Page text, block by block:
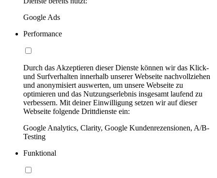
Google Ads
Performance
Durch das Akzeptieren dieser Dienste können wir das Klick-
und Surfverhalten innerhalb unserer Webseite nachvollziehen
und anonymisiert auswerten, um unsere Webseite zu
optimieren und das Nutzungserlebnis insgesamt laufend zu
verbessern. Mit deiner Einwilligung setzen wir auf dieser
Webseite folgende Drittdienste ein:
Google Analytics, Clarity, Google Kundenrezensionen, A/B-
Testing
Funktional